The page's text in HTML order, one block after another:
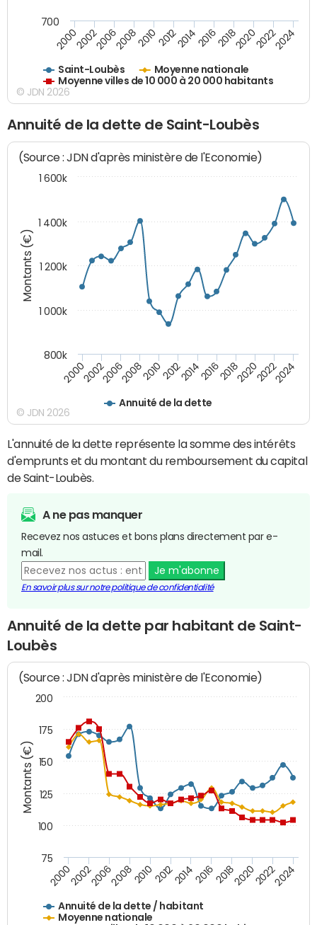
Saint-Loubès
Moyenne nationale
Moyenne villes de 10 000 à 20 000 habitants
200020022006200820102012201420162018202020222024
700
© JDN 2026
Annuité de la dette de Saint-Loubès
Montants (€)
(Source : JDN d'après ministère de l'Economie)
Annuité de la dette
200020022006200820102012201420162018202020222024
800k
1 000k
1 200k
1 400k
1 600k
© JDN 2026
L'annuité de la dette représente la somme des intérêts
d'emprunts et du montant du remboursement du capital
de Saint-Loubès.
A ne pas manquer
Recevez nos astuces et bons plans directement par e-
mail.
Je m'abonne
En savoir plus sur notre politique de confidentialité
Annuité de la dette par habitant de Saint-
Loubès
Montants (€)
(Source : JDN d'après ministère de l'Economie)
Annuité de la dette / habitant
Moyenne nationale
200020022006200820102012201420162018202020222024
75
100
125
150
175
200